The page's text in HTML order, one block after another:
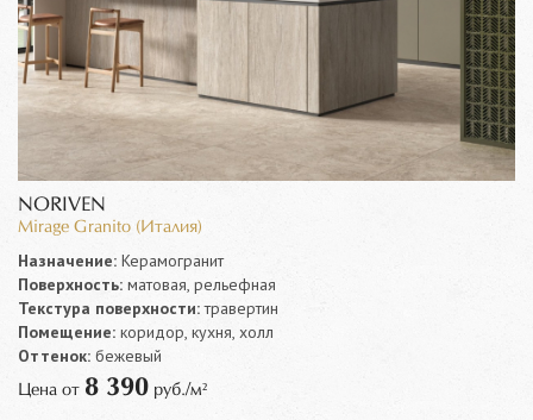
NORIVEN
Mirage Granito (Италия)
Назначение: Керамогранит
Поверхность: матовая, рельефная
Текстура поверхности:травертин
Помещение: коридор, кухня, холл
Оттенок: бежевый
Цена от 8 390 руб./м²